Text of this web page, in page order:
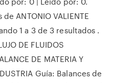
ANTONIO VALIENTE
1 a 3 de 3 resultados .
DE FLUIDOS
DE MATERIA Y
Guía: Balances de